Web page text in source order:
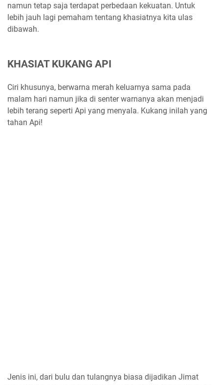
namun tetap saja terdapat perbedaan kekuatan. Untuk
lebih jauh lagi pemaham tentang khasiatnya kita ulas
dibawah.
KHASIAT KUKANG API
Ciri khusunya, berwarna merah keluarnya sama pada
malam hari namun jika di senter warnanya akan menjadi
lebih terang seperti Api yang menyala. Kukang inilah yang
tahan Api!
Jenis ini, dari bulu dan tulangnya biasa dijadikan Jimat